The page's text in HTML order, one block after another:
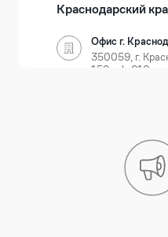
Краснодарский
Офис г.
350059, г.
159, оф. 610
Нижегородская
Офис г. Нижний